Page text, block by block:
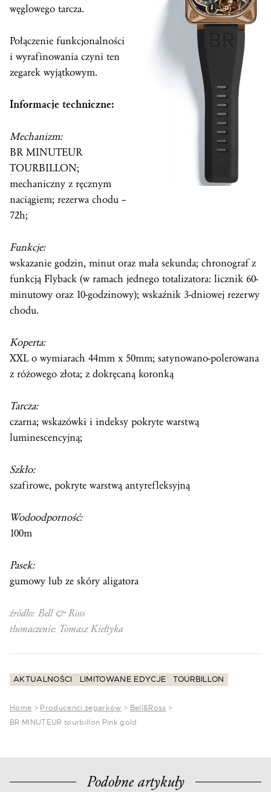
węglowego tarcza.
Połączenie funkcjonalności
i wyrafinowania czyni ten
zegarek wyjątkowym.
Informacje techniczne:
Mechanizm:
BR MINUTEUR
TOURBILLON;
mechaniczny z ręcznym
naciągiem; rezerwa chodu –
72h;
Funkcje:
wskazanie godzin, minut oraz mała sekunda; chronografz
funkcją Flyback (w ramach jednego totalizatora: licznik 60-
minutowy oraz 10-godzinowy); wskaźnik 3-dniowej rezerwy
chodu.
Koperta:
XXL o wymiarach 44mm x 50mm; satynowano-polerowana
z różowego złota; z dokręcaną koronką
Tarcza:
czarna; wskazówki i indeksy pokryte warstwą
luminescencyjną;
Szkło:
szafirowe, pokryte warstwą antyrefleksyjną
Wodoodporność:
100m
Pasek:
gumowy lub ze skóry aligatora
źródło: Bell & Ross
tłumaczenie: Tomasz Kiełtyka
AKTUALNOŚCI LIMITOWANE EDYCJE TOURBILLON
Home > Producenci zegarków > Bell&Ross >
BR MINUTEUR tourbillon Pink gold
Podobne artykuły